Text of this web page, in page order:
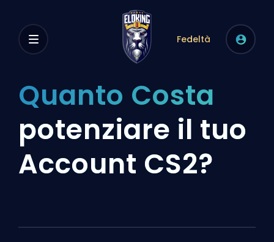
Fedeltà
Quanto Costa
potenziare il tuo
Account CS2?